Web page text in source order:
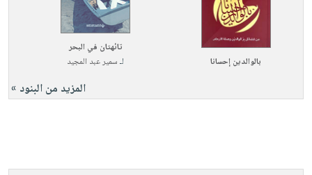
بالوالدين إحسانا
تائهتان في البحر
لـسمير عبد المجيد
المزيد من البنود »